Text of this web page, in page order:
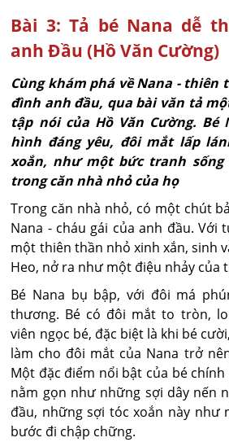
Bài 3: Tả bé Nana dễ
anh Đầu (Hồ Văn Cường)
Cùng khám phá về Nana - thiên
đình anh đầu, qua bài văn tả
tập nói của Hồ Văn Cường. Bé
hình đáng yêu, đôi mắt lấp
xoắn, như một bức tranh sống
trong căn nhà nhỏ của họ
Trong căn nhà nhỏ, có một chút
Nana - cháu gái của anh đầu. Với
một thiên thần nhỏ xinh xắn, sinh
Heo, nở ra như một điệu nhảy của
Bé Nana bụ bập, với đôi má
thương. Bé có đôi mắt to tròn,
viên ngọc bé, đặc biệt là khi bé
làm cho đôi mắt của Nana trở
Một đặc điểm nổi bật của bé
nằm gọn như những sợi dây nến
đầu, những sợi tóc xoắn này như
bước đi chập chững.